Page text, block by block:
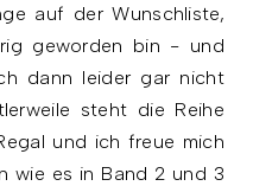
auf der Wunschliste,
geworden bin - und
dann leider gar nicht
steht die Reihe
und ich freue mich
wie es in Band 2 und 3